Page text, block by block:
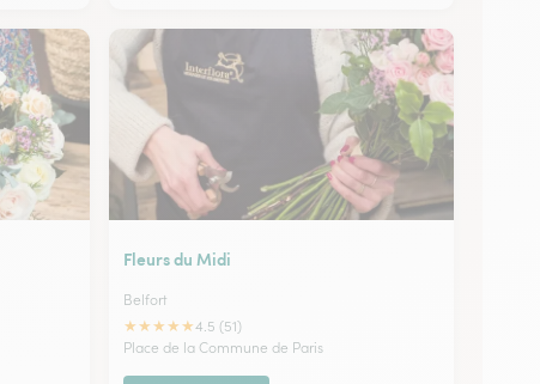
Fleurs du Midi
Belfort
★★★★★4.5 (51)
Place de la Commune de Paris